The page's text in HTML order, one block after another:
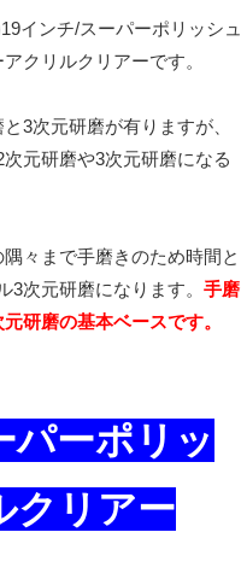
インチ/スーパーポリッシュ
クリルクリアーです。
3次元研磨が有りますが、
元研磨や3次元研磨になる
々まで手磨きのため時間と
3次元研磨になります。 手磨
研磨の基本ベースです。
パーポリッ
クリアー